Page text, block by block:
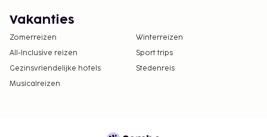
Vakanties
Zomerreizen
Winterreizen
All-Inclusive reizen
Sport trips
Gezinsvriendelijke hotels
Stedenreis
Musicalreizen